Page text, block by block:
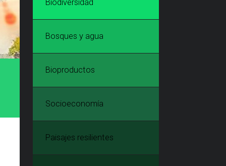
Biodiversidad
Bosques y agua
Bioproductos
Socioeconomía
Paisajes resilientes